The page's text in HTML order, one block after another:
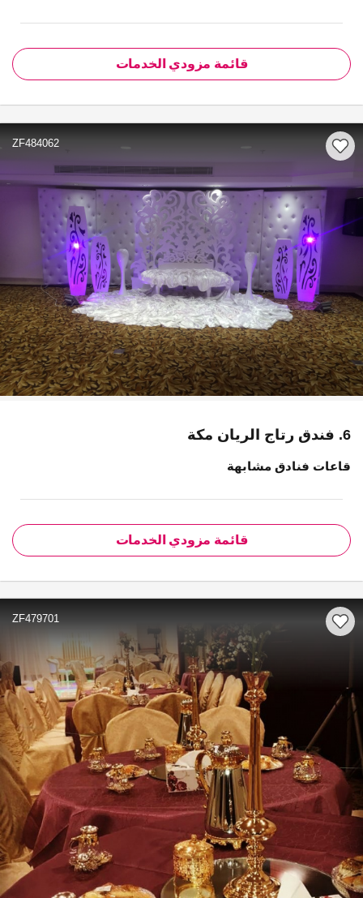
قائمة مزودي الخدمات
ZF484062
6. فندق رتاج الريان مكة
قاعات فنادق مشابهة
قائمة مزودي الخدمات
ZF479701